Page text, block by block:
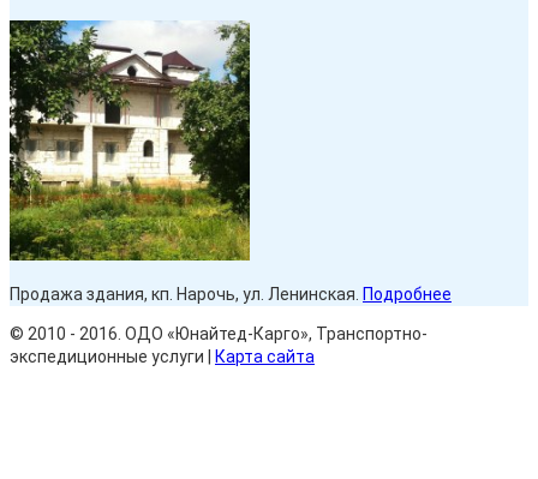
Продажа здания, кп. Нарочь, ул. Ленинская. Подробнее
© 2010 - 2016. ОДО «Юнайтед-Карго», Транспортно-
экспедиционные услуги |
Карта сайта